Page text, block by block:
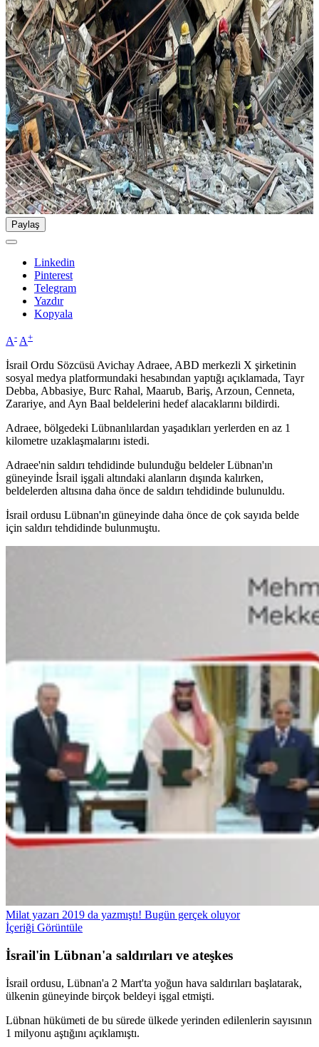
Paylaş
Linkedin
Pinterest
Telegram
Yazdır
Kopyala
A- A+
İsrail Ordu Sözcüsü Avichay Adraee, ABD merkezli X şirketinin
sosyal medya platformundaki hesabından yaptığı açıklamada, Tayr
Debba, Abbasiye, Burc Rahal, Maarub, Bariş, Arzoun, Cenneta,
Zarariye, and Ayn Baal beldelerini hedef alacaklarını bildirdi.
Adraee, bölgedeki Lübnanlılardan yaşadıkları yerlerden en az 1
kilometre uzaklaşmalarını istedi.
Adraee'nin saldırı tehdidinde bulunduğu beldeler Lübnan'ın
güneyinde İsrail işgali altındaki alanların dışında kalırken,
beldelerden altısına daha önce de saldırı tehdidinde bulunuldu.
İsrail ordusu Lübnan'ın güneyinde daha önce de çok sayıda belde
için saldırı tehdidinde bulunmuştu.
Milat yazarı 2019 da yazmıştı! Bugün gerçek oluyor
İçeriği Görüntüle
İsrail'in Lübnan'a saldırıları ve ateşkes
İsrail ordusu, Lübnan'a 2 Mart'ta yoğun hava saldırıları başlatarak,
ülkenin güneyinde birçok beldeyi işgal etmişti.
Lübnan hükümeti de bu sürede ülkede yerinden edilenlerin sayısının
1 milyonu aştığını açıklamıştı.